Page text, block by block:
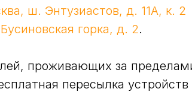
ш. Энтузиастов, д. 11А, к. 2
горка, д. 2.
проживающих за
пересылка